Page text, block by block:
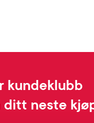
kundeklubb
ditt neste